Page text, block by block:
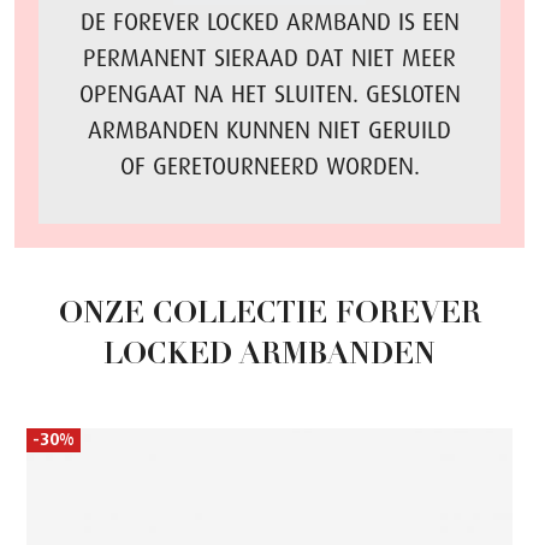
DE FOREVER LOCKED ARMBAND IS EEN
PERMANENT SIERAAD DAT NIET MEER
OPENGAAT NA HET SLUITEN. GESLOTEN
ARMBANDEN KUNNEN NIET GERUILD
OF GERETOURNEERD WORDEN.
ONZE COLLECTIE FOREVER
LOCKED ARMBANDEN
Productgalerij overslaan
-30%